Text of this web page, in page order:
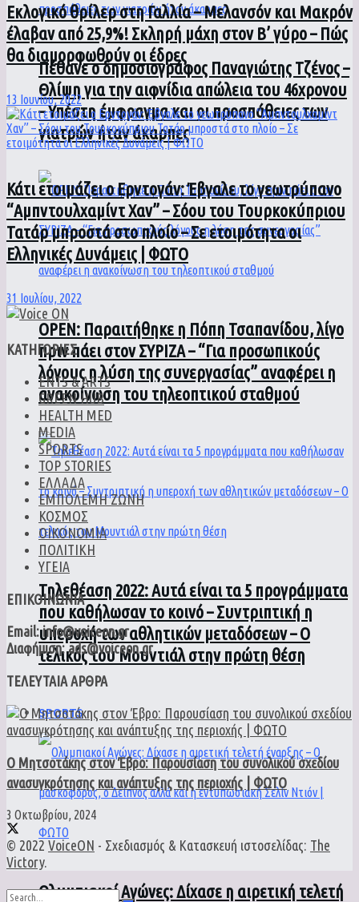
Πέθανε ο δημοσιογράφος Παναγιώτης Τζένος –
Θλίψη για την αιφνίδια απώλεια του 46χρονου
– Υπέστη έμφραγμα και οι προσπάθειες των
γιατρών ήταν άκαρπες
ΟPEN: Παραιτήθηκε η Πόπη Τσαπανίδου, λίγο
πριν πάει στον ΣΥΡΙΖΑ – “Για προσωπικούς
λόγους η λύση της συνεργασίας” αναφέρει η
ανακοίνωση του τηλεοπτικού σταθμού
Τηλεθέαση 2022: Αυτά είναι τα 5 προγράμματα
που καθήλωσαν το κοινό – Συντριπτική η
υπεροχή των αθλητικών μεταδόσεων – Ο
τελικός του Μουντιάλ στην πρώτη θέση
SPORTS
Ολυμπιακοί Αγώνες: Δίχασε η αιρετική τελετή
Εκλογικό θρίλερ στη Γαλλία – Μελανσόν και Μακρόν
έλαβαν από 25,9%! Σκληρή μάχη στον Β’ γύρο – Πώς
θα διαμορφωθούν οι έδρες
13 Ιουνίου, 2022
Κάτι ετοιμάζει ο Ερντογάν: Έβγαλε το γεωτρύπανο
“Αμπντουλχαμίντ Χαν” – Σόου του Τουρκοκύπριου
Τατάρ μπροστά στο πλοίο – Σε ετοιμότητα οι
Ελληνικές Δυνάμεις | ΦΩΤΟ
31 Ιουλίου, 2022
ΚΑΤΗΓΟΡΙΕΣ
ENTS & ARTS
GREEN HUB
HEALTH MED
MEDIA
SPORTS
TOP STORIES
ΕΛΛΑΔΑ
ΕΜΠΟΛΕΜΗ ΖΩΝΗ
ΚΟΣΜΟΣ
ΟΙΚΟΝΟΜΙΑ
ΠΟΛΙΤΙΚΗ
ΥΓΕΙΑ
ΕΠΙΚΟΙΝΩΝΙΑ
Email: info@voiceon.gr
Διαφήμιση: ads@voiceon.gr
ΤΕΛΕΥΤΑΙΑ ΑΡΘΡΑ
Ο Μητσοτάκης στον Έβρο: Παρουσίαση του συνολικού σχεδίου
ανασυγκρότησης και ανάπτυξης της περιοχής | ΦΩΤΟ
3 Οκτωβρίου, 2024
© 2022 VoiceON - Σχεδιασμός & Κατασκευή ιστοσελίδας: The
Victory.